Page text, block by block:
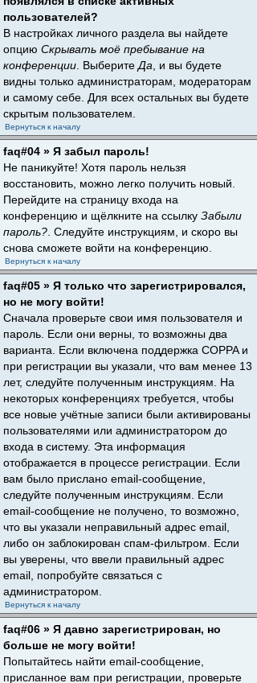
пользователей?
В настройках личного раздела вы найдете
опцию Скрывать моё пребывание на
конференции . Выберите Да , и вы будете
видны только администраторам, модераторам
и самому себе. Для всех остальных вы будете
скрытым пользователем.
Вернуться к началу
faq#04 » Я забыл пароль!
Не паникуйте! Хотя пароль нельзя
восстановить, можно легко получить новый.
Перейдите на страницу входа на
конференцию и щёлкните на ссылку Забыли
пароль? . Следуйте инструкциям, и скоро вы
снова сможете войти на конференцию.
Вернуться к началу
faq#05 » Я только что зарегистрировался,
но не могу войти!
Сначала проверьте свои имя пользователя и
пароль. Если они верны, то возможны два
варианта. Если включена поддержка COPPA и
при регистрации вы указали, что вам менее 13
лет, следуйте полученным инструкциям. На
некоторых конференциях требуется, чтобы
все новые учётные записи были активированы
пользователями или администратором до
входа в систему. Эта информация
отображается в процессе регистрации. Если
вам было прислано email-сообщение,
следуйте полученным инструкциям. Если
email-сообщение не получено, то возможно,
что вы указали неправильный адрес email,
либо он заблокирован спам-фильтром. Если
вы уверены, что ввели правильный адрес
email, попробуйте связаться с
администратором.
Вернуться к началу
faq#06 » Я давно зарегистрирован, но
больше не могу войти!
Попытайтесь найти email-сообщение,
присланное вам при регистрации, проверьте